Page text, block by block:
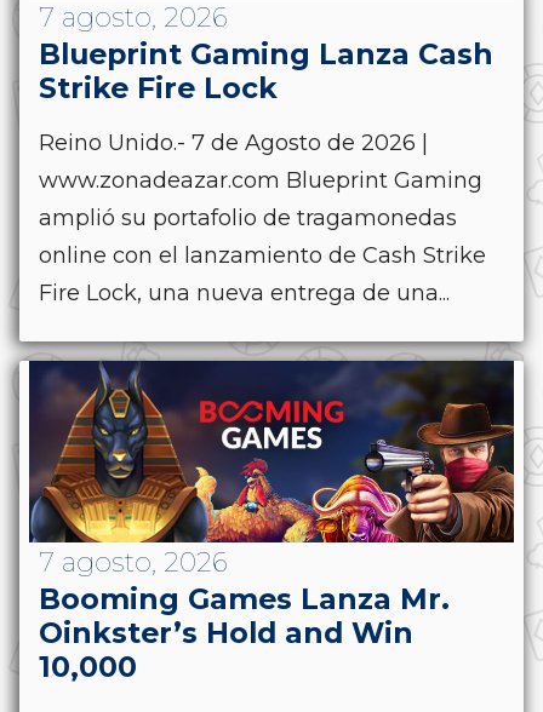
7 agosto, 2026
Blueprint Gaming Lanza Cash
Strike Fire Lock
Reino Unido.- 7 de Agosto de 2026 |
www.zonadeazar.com Blueprint Gaming
amplió su portafolio de tragamonedas
online con el lanzamiento de Cash Strike
Fire Lock, una nueva entrega de una...
7 agosto, 2026
Booming Games Lanza Mr.
Oinkster’s Hold and Win
10,000